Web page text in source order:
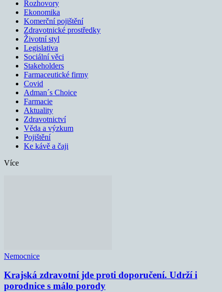
Rozhovory
Ekonomika
Komerční pojištění
Zdravotnické prostředky
Životní styl
Legislativa
Sociální věci
Stakeholders
Farmaceutické firmy
Covid
Adman´s Choice
Farmacie
Aktuality
Zdravotnictví
Věda a výzkum
Pojištění
Ke kávě a čaji
Více
Nemocnice
Krajská zdravotní jde proti doporučení. Udrží i
porodnice s málo porody